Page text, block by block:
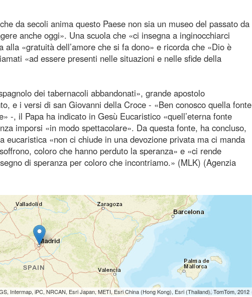
da secoli anima questo Paese non sia un museo del passato da
anche oggi». Una scuola che «ci insegna a inginocchiarci
«gratuità dell’amore che si fa dono» e ricorda che «Dio è
«ad essere presenti nelle situazioni e nelle sfide della
dei tabernacoli abbandonati», grande apostolo
e i versi di san Giovanni della Croce - «Ben conosco quella fonte
-, il Papa ha indicato in Gesù Eucaristico «quell’eterna fonte
imporsi «in modo spettacolare». Da questa fonte, ha concluso,
eucaristica «non ci chiude in una devozione privata ma ci manda
coloro che hanno perduto la speranza» e «ci rende
di speranza per coloro che incontriamo.» (MLK) (Agenzia
Intermap, iPC, NRCAN, Esri Japan, METI, Esri China (Hong Kong), Esri (Thailand), TomTom, 2012